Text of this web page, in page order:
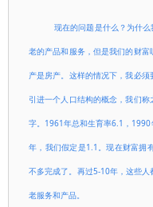
现在的问题是什么？为什
老的产品和服务，但是我们的财
产是房产。这样的情况下，我必
引进一个人口结构的概念，我们
字。1961年总和生育率6.1，
年，我们假定是1.1。现在财富拥
不多完成了。再过5-10年，这些
老服务和产品。